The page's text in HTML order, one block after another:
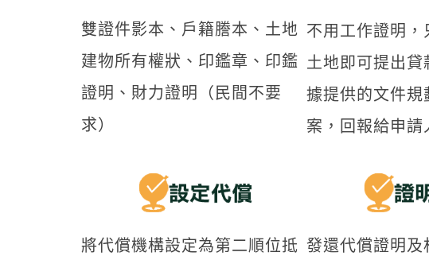
雙證件影本、戶籍謄本、土地
建物所有權狀、印鑑章、印鑑
證明、財力證明（民間不要
求）
不用工作證明，
土地即可提出貸
據提供的文件規
案，回報給申請
將代償機構設定為第二順位抵 發還代償證明及